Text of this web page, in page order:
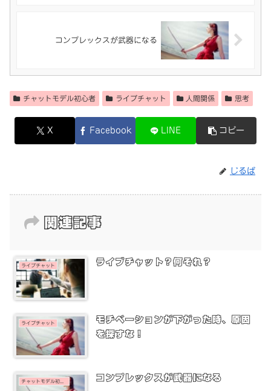
コンプレックスが武器になる
チャットモデル初心者 ライブチャット 人間関係 思考
X Facebook LINE コピー
じるば
関連記事
ライブチャット ライブチャット？何それ？
ライブチャット
モチベーションが下がった時、原因
を探すな！
コンプレックスが武器になる